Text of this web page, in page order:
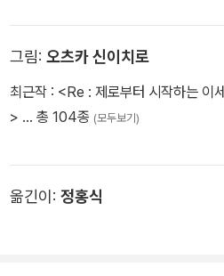
그림: 오츠카 신이치로
최근작 : <Re : 제로부터 시작하는
> … 총 104종 (모두보기)
옮긴이: 정홍식